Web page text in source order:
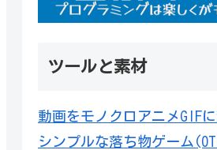
ツールと素材
動画をモノクロアニメGIF
シンプルな落ち物ゲーム